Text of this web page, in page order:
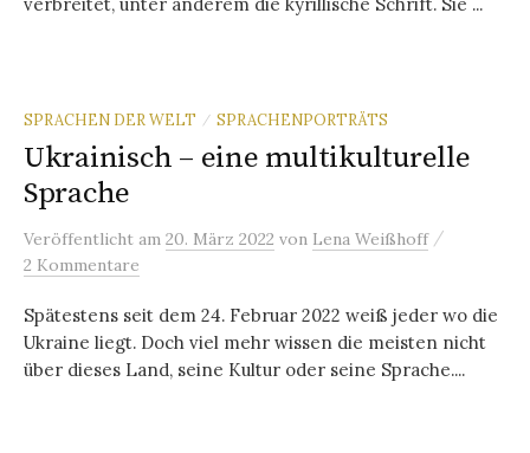
SPRACHEN DER WELT / SPRACHENPORTRÄTS
Ukrainisch – eine multikulturelle
Sprache
Veröffentlicht am 20. März 2022 von Lena Weißhoff /
2 Kommentare
Spätestens seit dem 24. Februar 2022 weiß jeder wo die
Ukraine liegt. Doch viel mehr wissen die meisten nicht
über dieses Land, seine Kultur oder seine Sprache....